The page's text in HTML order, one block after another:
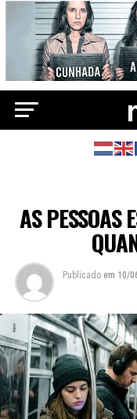
AS PESSOAS
Publicado em 10/